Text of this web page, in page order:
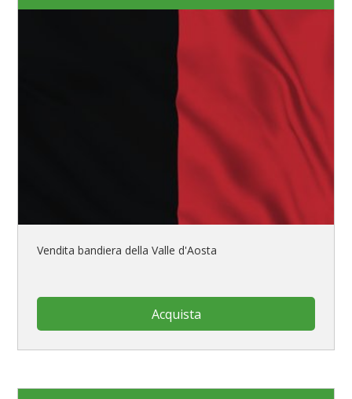
Vendita bandiera della Valle d'Aosta
Acquista